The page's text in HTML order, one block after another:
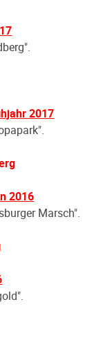
2017
2016
Marsch".